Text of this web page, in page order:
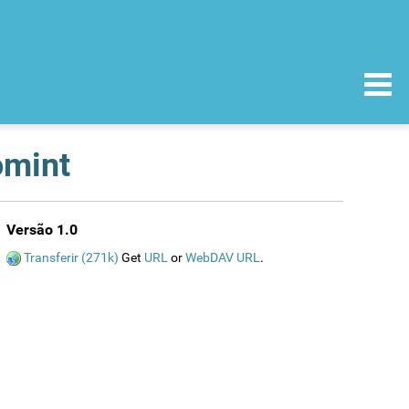
Versão 1.0
Transferir (271k) Get URL orWebDAV URL .